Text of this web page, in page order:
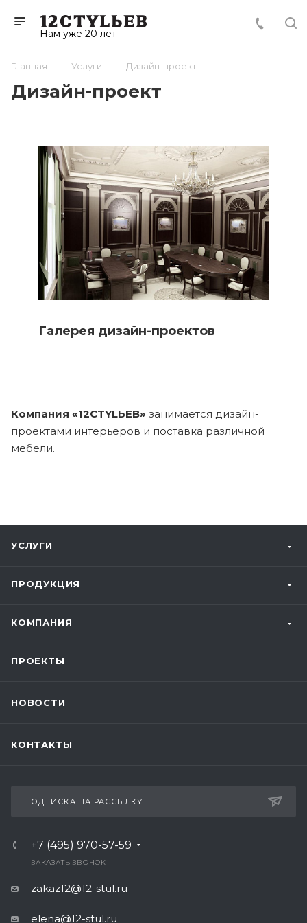
Нам уже 20 лет
Главная Услуги Дизайн-проект
Дизайн-проект
Галерея дизайн-проектов
Компания «12CTYLЬЕВ» занимается дизайн-
проектами интерьеров и поставка различной
мебели.
УСЛУГИ
ПРОДУКЦИЯ
КОМПАНИЯ
ПРОЕКТЫ
НОВОСТИ
КОНТАКТЫ
ПОДПИСКА НА РАССЫЛКУ
+7 (495) 970-57-59
ЗАКАЗАТЬ ЗВОНОК
zakaz12@12-stul.ru
elena@12-stul.ru